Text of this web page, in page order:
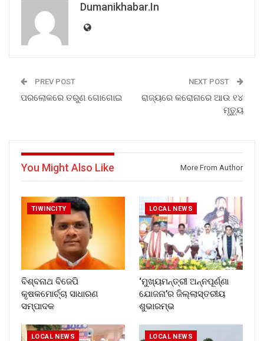
Dumanikhabar.in
PREV POST
ପରଲୋକରେ ତରୁଣ ଗୋଗୋଇ
NEXT POST
ରାଜ୍ୟରେ କରୋନାରେ ଆଉ ୧୪
ମୃତ୍ୟୁ
You Might Also Like More From Author
TIWINCITY
ବିଶ୍ବନାଥ ବିଜେପି
କୃଷକମୋର୍ଚ୍ଚା ସାଧାରଣ
ସମ୍ପାଦକ
LOCAL NEWS
‘ମୁଖ୍ୟମନ୍ତ୍ରୀ ଅନ୍ନପୂର୍ଣ୍ଣା
ଯୋଜନା’ର ଜିଲ୍ଲାସ୍ତରୀୟ
ଶୁଭାରମ୍ଭ
LOCAL NEWS LOCAL NEWS